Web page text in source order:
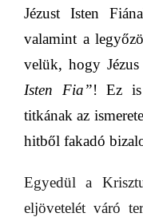
Jézust Isten
valamint a
velük, hogy Jézus
Isten Fia”! Ez
titkának az
hitből fakadó
Egyedül a
eljövetelét váró